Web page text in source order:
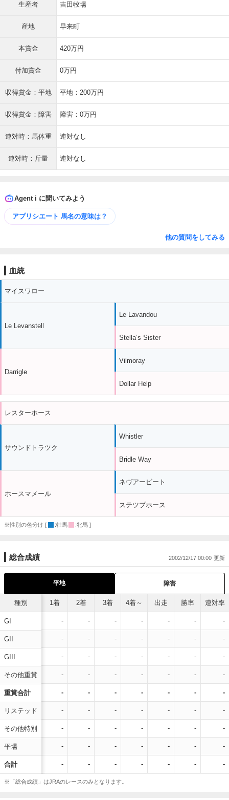
生産者 吉田牧場
産地 早来町
本賞金 420万円
付加賞金 0万円
収得賞金：平地 平地：200万円
収得賞金：障害 障害：0万円
連対時：馬体重 連対なし
連対時：斤量 連対なし
Agent i に聞いてみよう
アプリシエート 馬名の意味は？
他の質問をしてみる
血統
マイスワロー
Le Levanstell
Darrigle
Le Lavandou
Stella’s Sister
Vilmoray
Dollar Help
レスターホース
サウンドトラツク
ホースマメール
Whistler
Bridle Way
ネヴアービート
ステツプホース
※性別の色分け [ :牡馬 :牝馬 ]
総合成績 2002/12/17 00:00
平地 障害
種別
GI
GII
GIII
その他重賞
重賞合計
リステッド
その他特別
平場
合計
1着 2着 3着 4着～ 出走 勝率 連対率
- - - - - - -
- - - - - - -
- - - - - - -
- - - - - - -
- - - - - - -
- - - - - - -
- - - - - - -
- - - - - - -
- - - - - - -
※「総合成績」はJRAのレースのみとなります。